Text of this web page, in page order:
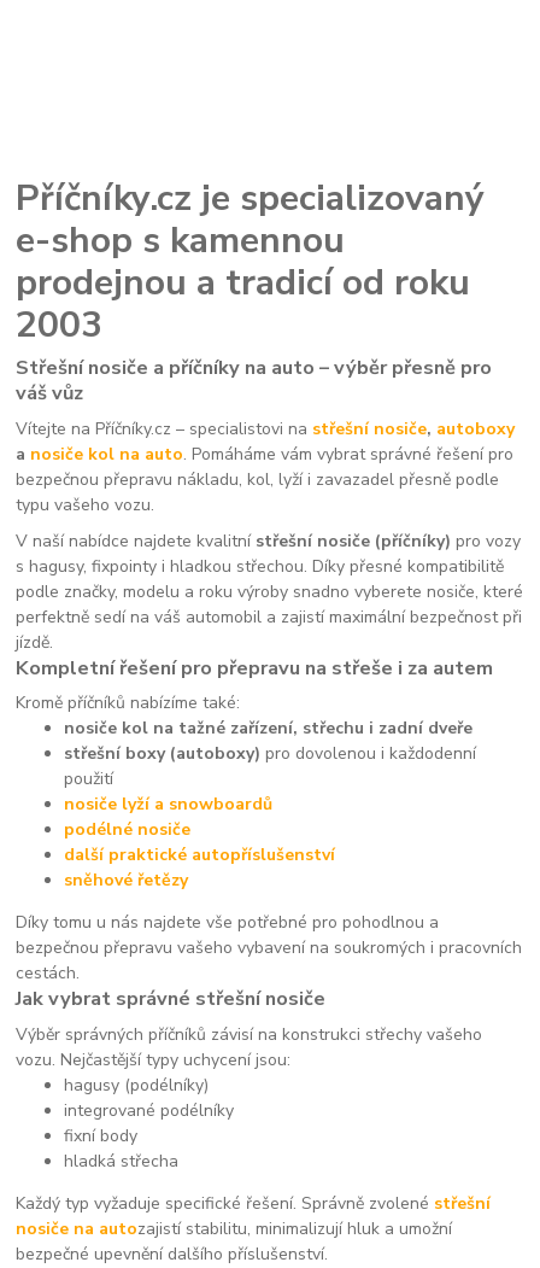
Příčníky.cz je specializovaný
e-shop s kamennou
prodejnou a tradicí od roku
2003
Střešní nosiče a příčníky na auto – výběr přesně pro
váš vůz
Vítejte na Příčníky.cz – specialistovi na střešní nosiče, autoboxy
a nosiče kol na auto. Pomáháme vám vybrat správné řešení pro
bezpečnou přepravu nákladu, kol, lyží i zavazadel přesně podle
typu vašeho vozu.
V naší nabídce najdete kvalitní střešní nosiče (příčníky) pro vozy
s hagusy, fixpointy i hladkou střechou. Díky přesné kompatibilitě
podle značky, modelu a roku výroby snadno vyberete nosiče, které
perfektně sedí na váš automobil a zajistí maximální bezpečnost při
jízdě.
Kompletní řešení pro přepravu na střeše i za autem
Kromě příčníků nabízíme také:
nosiče kol na tažné zařízení, střechu i zadní dveře
střešní boxy (autoboxy) pro dovolenou i každodenní
použití
nosiče lyží a snowboardů
podélné nosiče
další praktické autopříslušenství
sněhové řetězy
Díky tomu u nás najdete vše potřebné pro pohodlnou a
bezpečnou přepravu vašeho vybavení na soukromých i pracovních
cestách.
Jak vybrat správné střešní nosiče
Výběr správných příčníků závisí na konstrukci střechy vašeho
vozu. Nejčastější typy uchycení jsou:
hagusy (podélníky)
integrované podélníky
fixní body
hladká střecha
Každý typ vyžaduje specifické řešení. Správně zvolené střešní
nosiče na autozajistí stabilitu, minimalizují hluk a umožní
bezpečné upevnění dalšího příslušenství.